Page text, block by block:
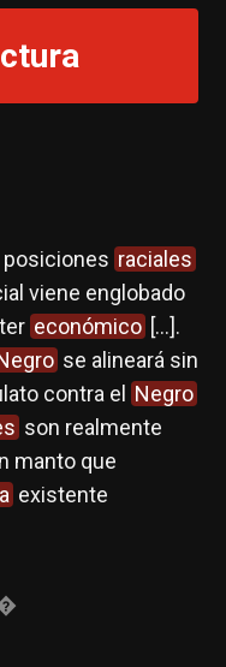
posiciones raciales
viene englobado
económico […].
se alineará sin
contra el
Negro
son realmente
manto que
existente